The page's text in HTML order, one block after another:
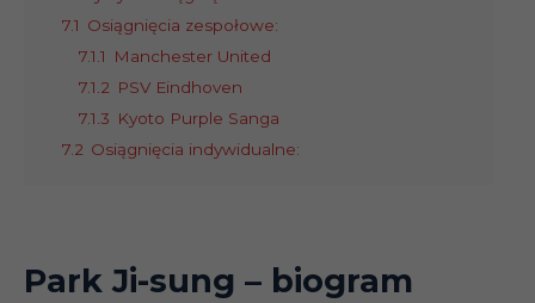
7.1 Osiągnięcia zespołowe:
7.1.1
Manchester United
7.1.2 PSV Eindhoven
7.1.3 Kyoto Purple Sanga
7.2 Osiągnięcia indywidualne:
Park Ji-sung – biogram